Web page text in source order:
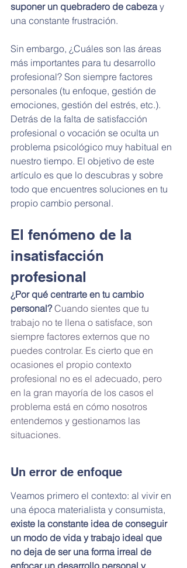
suponer un quebradero de cabeza y
una constante frustración.
Sin embargo, ¿Cuáles son las áreas
más importantes para tu desarrollo
profesional? Son siempre factores
personales (tu enfoque, gestión de
emociones, gestión del estrés, etc.).
Detrás de la falta de satisfacción
profesional o vocación se oculta un
problema psicológico muy habitual en
nuestro tiempo. El objetivo de este
artículo es que lo descubras y sobre
todo que encuentres soluciones en tu
propio cambio personal.
El fenómeno de la
insatisfacción
profesional
¿Por qué centrarte en tu cambio
personal? Cuando sientes que tu
trabajo no te llena o satisface, son
siempre factores externos que no
puedes controlar. Es cierto que en
ocasiones el propio contexto
profesional no es el adecuado, pero
en la gran mayoría de los casos el
problema está en cómo nosotros
entendemos y gestionamos las
situaciones.
Un error de enfoque
Veamos primero el contexto: al vivir en
una época materialista y consumista,
existe la constante idea de conseguir
un modo de vida y trabajo ideal que
no deja de ser una forma irreal de
enfocar un desarrollo personal y